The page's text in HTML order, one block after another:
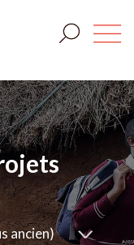
ancien)